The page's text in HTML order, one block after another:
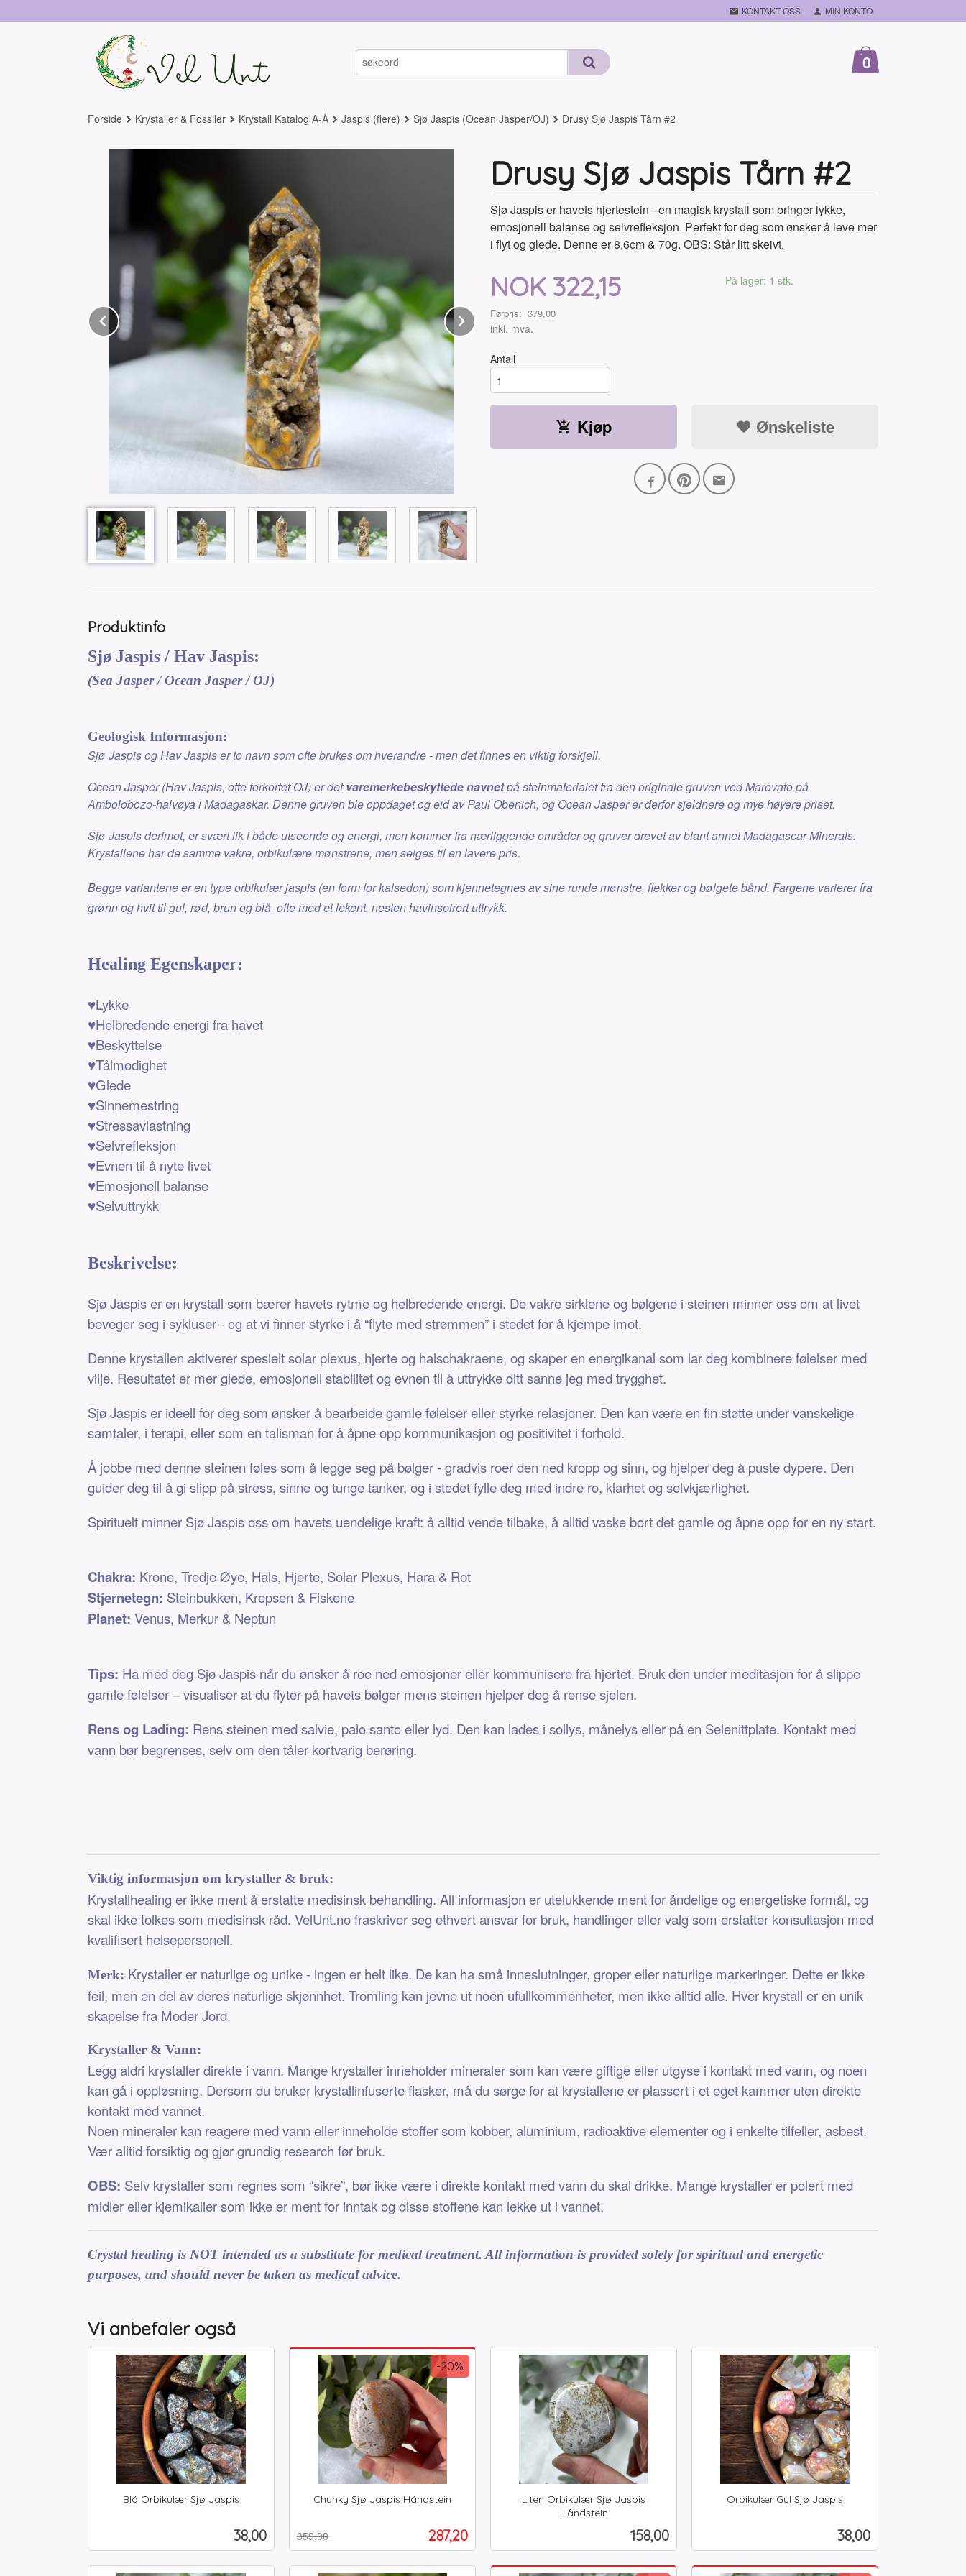
til
KONTAKT OSS MIN KONTO
0
Forside Krystaller & Fossiler Krystall Katalog A-Å Jaspis (flere) Sjø Jaspis (Ocean Jasper/OJ) Drusy Sjø Jaspis Tårn #2
Prev Next
Drusy Sjø Jaspis Tårn #2
Sjø Jaspis er havets hjertestein - en magisk krystall som bringer lykke,
emosjonell balanse og selvrefleksjon. Perfekt for deg som ønsker å leve mer
i flyt og glede. Denne er 8,6cm & 70g. OBS: Står litt skeivt.
Tilbud
NOK 322,15
Førpris: 379,00
Rabatt
inkl. mva.
På lager: 1 stk.
Antall
Kjøp Ønskeliste
Produktinfo
Sjø Jaspis / Hav Jaspis:
(Sea Jasper / Ocean Jasper / OJ)
Geologisk Informasjon:
Sjø Jaspis og Hav Jaspis er to navn som ofte brukes om hverandre - men det finnes en viktig forskjell.
Ocean Jasper (Hav Jaspis, ofte forkortet OJ) er detvaremerkebeskyttede navnetpå steinmaterialet fra den originale gruven ved Marovato på
Ambolobozo-halvøya i Madagaskar. Denne gruven ble oppdaget og eid av Paul Obenich, og Ocean Jasper er derfor sjeldnere og mye høyere priset.
Sjø Jaspis derimot, er svært lik i både utseende og energi, men kommer fra nærliggende områder og gruver drevet av blant annet Madagascar Minerals.
Krystallene har de samme vakre, orbikulære mønstrene, men selges til en lavere pris.
Begge variantene er en type orbikulær jaspis (en form for kalsedon) som kjennetegnes av sine runde mønstre, flekker og bølgete bånd. Fargene varierer fra
grønn og hvit til gul, rød, brun og blå, ofte med et lekent, nesten havinspirert uttrykk.
Healing Egenskaper:
♥Lykke
♥Helbredende energi fra havet
♥Beskyttelse
♥Tålmodighet
♥Glede
♥Sinnemestring
♥Stressavlastning
♥Selvrefleksjon
♥Evnen til å nyte livet
♥Emosjonell balanse
♥Selvuttrykk
Beskrivelse:
Sjø Jaspis er en krystall som bærer havets rytme og helbredende energi. De vakre sirklene og bølgene i steinen minner oss om at livet
beveger seg i sykluser - og at vi finner styrke i å “flyte med strømmen” i stedet for å kjempe imot.
Denne krystallen aktiverer spesielt solar plexus, hjerte og halschakraene, og skaper en energikanal som lar deg kombinere følelser med
vilje. Resultatet er mer glede, emosjonell stabilitet og evnen til å uttrykke ditt sanne jeg med trygghet.
Sjø Jaspis er ideell for deg som ønsker å bearbeide gamle følelser eller styrke relasjoner. Den kan være en fin støtte under vanskelige
samtaler, i terapi, eller som en talisman for å åpne opp kommunikasjon og positivitet i forhold.
Å jobbe med denne steinen føles som å legge seg på bølger - gradvis roer den ned kropp og sinn, og hjelper deg å puste dypere. Den
guider deg til å gi slipp på stress, sinne og tunge tanker, og i stedet fylle deg med indre ro, klarhet og selvkjærlighet.
Spirituelt minner Sjø Jaspis oss om havets uendelige kraft: å alltid vende tilbake, å alltid vaske bort det gamle og åpne opp for en ny start.
Chakra: Krone, Tredje Øye, Hals, Hjerte, Solar Plexus, Hara & Rot
Stjernetegn: Steinbukken, Krepsen & Fiskene
Planet: Venus, Merkur & Neptun
Tips: Ha med deg Sjø Jaspis når du ønsker å roe ned emosjoner eller kommunisere fra hjertet. Bruk den under meditasjon for å slippe
gamle følelser – visualiser at du flyter på havets bølger mens steinen hjelper deg å rense sjelen.
Rens og Lading: Rens steinen med salvie, palo santo eller lyd. Den kan lades i sollys, månelys eller på en Selenittplate. Kontakt med
vann bør begrenses, selv om den tåler kortvarig berøring.
Viktig informasjon om krystaller & bruk:
Krystallhealing er ikke ment å erstatte medisinsk behandling. All informasjon er utelukkende ment for åndelige og energetiske formål, og
skal ikke tolkes som medisinsk råd. VelUnt.no fraskriver seg ethvert ansvar for bruk, handlinger eller valg som erstatter konsultasjon med
kvalifisert helsepersonell.
Merk: Krystaller er naturlige og unike - ingen er helt like. De kan ha små inneslutninger, groper eller naturlige markeringer. Dette er ikke
feil, men en del av deres naturlige skjønnhet. Tromling kan jevne ut noen ufullkommenheter, men ikke alltid alle. Hver krystall er en unik
skapelse fra Moder Jord.
Krystaller & Vann:
Legg aldri krystaller direkte i vann. Mange krystaller inneholder mineraler som kan være giftige eller utgyse i kontakt med vann, og noen
kan gå i oppløsning. Dersom du bruker krystallinfuserte flasker, må du sørge for at krystallene er plassert i et eget kammer uten direkte
kontakt med vannet.
Noen mineraler kan reagere med vann eller inneholde stoffer som kobber, aluminium, radioaktive elementer og i enkelte tilfeller, asbest.
Vær alltid forsiktig og gjør grundig research før bruk.
OBS: Selv krystaller som regnes som “sikre”, bør ikke være i direkte kontakt med vann du skal drikke. Mange krystaller er polert med
midler eller kjemikalier som ikke er ment for inntak og disse stoffene kan lekke ut i vannet.
Crystal healing is NOT intended as a substitute for medical treatment. All information is provided solely for spiritual and energetic
purposes, and should never be taken as medical advice.
Vi anbefaler også
Blå Orbikulær Sjø Jaspis
Pris
38,00
Chunky Sjø Jaspis Håndstein
Tilbud
287,20
359,00
-20%
Liten Orbikulær Sjø Jaspis
Håndstein
Pris
158,00
Orbikulær Gul Sjø Jaspis
Pris
38,00